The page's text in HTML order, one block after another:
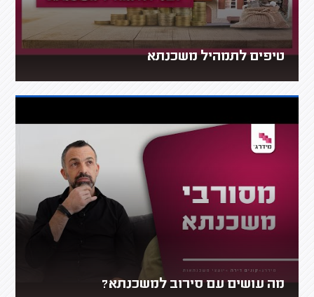
טיפים לתמהיל משכנתא
מה עושים עם סירוב למשכנתא?